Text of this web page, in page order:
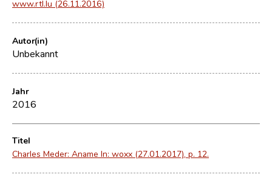
www.rtl.lu (26.11.2016)
Autor(in)
Unbekannt
Jahr
2016
Titel
Charles Meder: Aname In: woxx (27.01.2017), p. 12.